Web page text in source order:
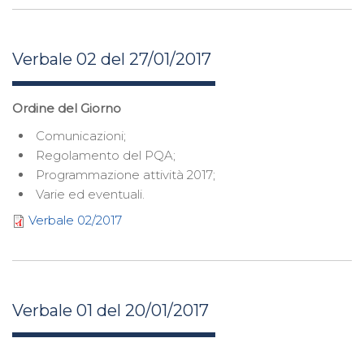
Verbale 02 del 27/01/2017
Ordine del Giorno
Comunicazioni;
Regolamento del PQA;
Programmazione attività 2017;
Varie ed eventuali.
Verbale 02/2017
Verbale 01 del 20/01/2017